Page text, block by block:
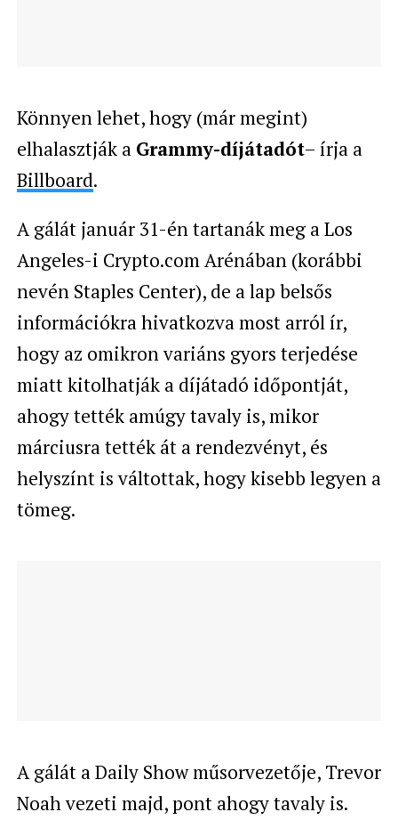
Könnyen lehet, hogy (már megint)
elhalasztják a Grammy-díjátadót– írja a
Billboard.
A gálát január 31-én tartanák meg a Los
Angeles-i Crypto.com Arénában (korábbi
nevén Staples Center), de a lap belsős
információkra hivatkozva most arról ír,
hogy az omikron variáns gyors terjedése
miatt kitolhatják a díjátadó időpontját,
ahogy tették amúgy tavaly is, mikor
márciusra tették át a rendezvényt, és
helyszínt is váltottak, hogy kisebb legyen a
tömeg.
A gálát a Daily Show műsorvezetője, Trevor
Noah vezeti majd, pont ahogy tavaly is.